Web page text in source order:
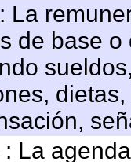
La
de base
: La